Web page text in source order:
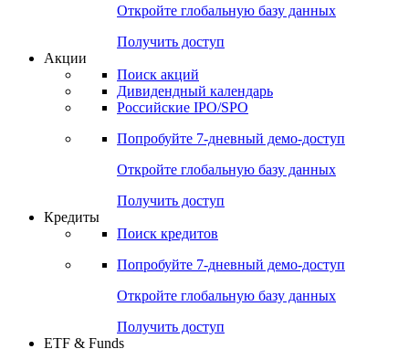
Опросы
Попробуйте7-дневный
Откройте глобальную базу данных
Получить доступ
Поиск акций
Российские IPO/SPO
Попробуйте7-дневный
Откройте глобальную базу данных
Получить доступ
Поиск кредитов
Попробуйте7-дневный